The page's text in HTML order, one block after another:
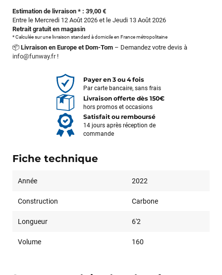
Estimation de livraison * : 39,00 €
Entre le Mercredi 12 Août 2026 et le Jeudi 13 Août 2026
Retrait gratuit en magasin
* Calculée sur une livraison standard à domicile en France métropolitaine
📦 Livraison en Europe et Dom-Tom – Demandez votre devis à
info@funway.fr!
Payer en 3 ou 4 fois
Par carte bancaire, sans frais
Livraison offerte dès 150€
hors promos et occasions
Satisfait ou remboursé
14 jours après réception de
commande
Fiche technique
Année 2022
Construction Carbone
Longueur 6'2
Volume 160